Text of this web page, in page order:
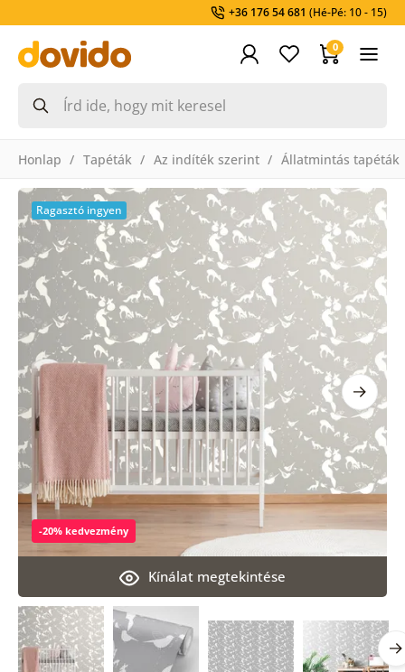
+36 176 54 681 (Hé-Pé: 10 - 15)
0
Honlap Tapéták Az indíték szerint Állatmintás tapéták
Kínálat megtekintése
-20% kedvezmény
Ragasztó ingyen